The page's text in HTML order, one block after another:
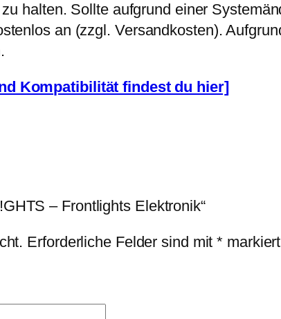
e
halten. Sollte aufgrund einer
an (zzgl. Versandkosten).
Kompatibilität findest du hier]
– Frontlights Elektronik“
Erforderliche Felder sind mit* markiert